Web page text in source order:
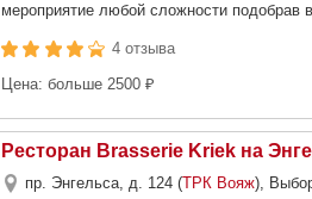
мероприятие любой сложности подобрав
4 отзыва
Цена: больше 2500 ₽
Ресторан Brasserie Kriek на
пр. Энгельса, д. 124 (ТРК Вояж),